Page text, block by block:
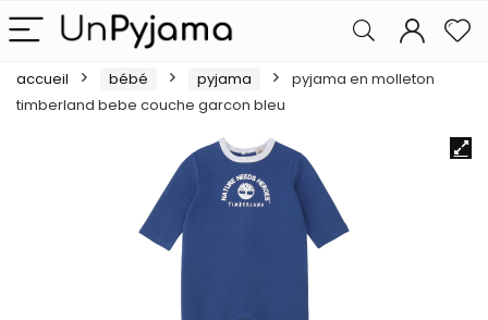
accueil bébé pyjama
pyjama en molleton
timberland bebe couche garcon bleu